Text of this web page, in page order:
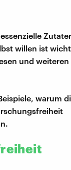
willen ist
und weiteren
warum